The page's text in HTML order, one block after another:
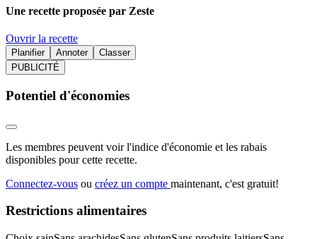
Une recette proposée par Zeste
Ouvrir la recette
Planifier Annoter
Classer
PUBLICITÉ
Potentiel d'économies
Les membres peuvent voir l'indice d'économie et les rabais
disponibles pour cette recette.
Connectez-vous ou créez un compte maintenant, c'est gratuit!
Restrictions alimentaires